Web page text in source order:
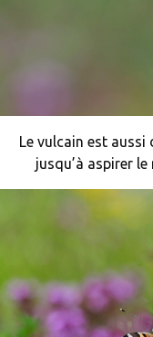
Le vulcain est
jusqu’à aspirer